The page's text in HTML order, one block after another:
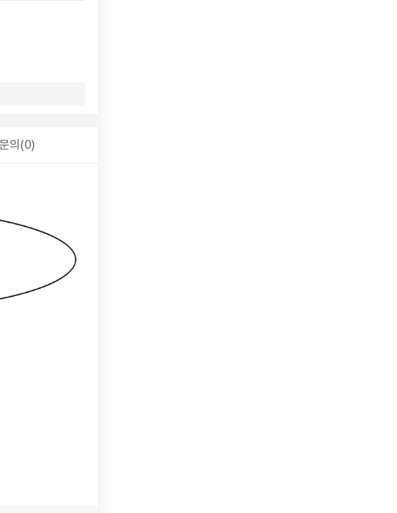
문의(0)